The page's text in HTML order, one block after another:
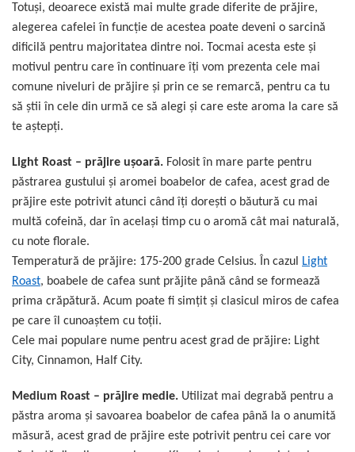
Site
Tamper
Altele
Totuşi, deoarece există mai multe grade diferite de prăjire,
alegerea cafelei în funcţie de acestea poate deveni o sarcină
dificilă pentru majoritatea dintre noi. Tocmai acesta este şi
motivul pentru care în continuare îţi vom prezenta cele mai
comune niveluri de prăjire şi prin ce se remarcă, pentru ca tu
să ştii în cele din urmă ce să alegi şi care este aroma la care să
te aştepţi.
Light Roast – prăjire uşoară. Folosit în mare parte pentru
păstrarea gustului şi aromei boabelor de cafea, acest grad de
prăjire este potrivit atunci când îţi doreşti o băutură cu mai
multă cofeină, dar în acelaşi timp cu o aromă cât mai naturală,
cu note florale.
Temperatură de prăjire: 175-200 grade Celsius. În cazul Light
Roast, boabele de cafea sunt prăjite până când se formează
prima crăpătură. Acum poate fi simţit şi clasicul miros de cafea
pe care îl cunoaştem cu toţii.
Cele mai populare nume pentru acest grad de prăjire: Light
City, Cinnamon, Half City.
Medium Roast – prăjire medie. Utilizat mai degrabă pentru a
păstra aroma şi savoarea boabelor de cafea până la o anumită
măsură, acest grad de prăjire este potrivit pentru cei care vor